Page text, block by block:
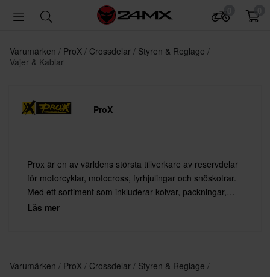
Varumärken ProX Crossdelar
Styren & Reglage
Vajer & Kablar
ProX
Prox är en av världens största tillverkare av reservdelar
för motorcyklar, motocross, fyrhjulingar och snöskotrar.
Med ett sortiment som inkluderar kolvar, packningar,
lager, kopplingsfjädrar, ventiler och mycket mer – finns
Läs mer
Varumärken ProX Crossdelar Styren & Reglage